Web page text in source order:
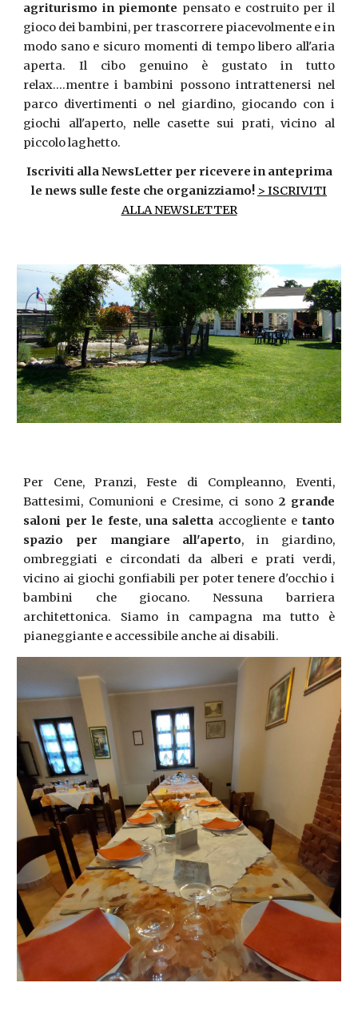
agriturismo in piemonte pensato e costruito per il
gioco dei bambini, per trascorrere piacevolmente e in
modo sano e sicuro momenti di tempo libero all'aria
aperta. Il cibo genuino è gustato in tutto
relax....mentre i bambini possono intrattenersi nel
parco divertimenti o nel giardino, giocando con i
giochi all'aperto, nelle casette sui prati, vicino al
piccolo laghetto.
Iscriviti alla NewsLetter per ricevere in anteprima
le news sulle feste che organizziamo! > ISCRIVITI
ALLA NEWSLETTER
Per Cene, Pranzi, Feste di Compleanno, Eventi,
Battesimi, Comunioni e Cresime, ci sono 2 grande
saloni per le feste, una saletta accogliente e tanto
spazio per mangiare all'aperto, in giardino,
ombreggiati e circondati da alberi e prati verdi,
vicino ai giochi gonfiabili per poter tenere d'occhio i
bambini che giocano. Nessuna barriera
architettonica. Siamo in campagna ma tutto è
pianeggiante e accessibile anche ai disabili.